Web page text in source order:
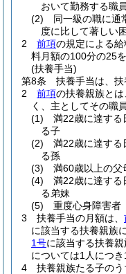
おいて勤務する職
(2)
同一級の職に通
度に比して著しい
2
前項の規定による
料月額の100分の25
(扶養手当)
第8条
扶養手当は、扶
2
前項の扶養親族と
く、主としてその職
(1)
満22歳に達する
る子
(2)
満22歳に達する
る孫
(3)
満60歳以上の父
(4)
満22歳に達する
る弟妹
(5)
重度心身障害者
3
扶養手当の月額は、
に該当する扶養親族
1号に該当する扶養親
については1人につき
4
扶養親族たる子の